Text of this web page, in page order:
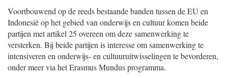
Voortbouwend op de reeds bestaande banden tussen de EU en
Indonesië op het gebied van onderwijs en cultuur komen beide
partijen met artikel 25 overeen om deze samenwerking te
versterken. Bij beide partijen is interesse om samenwerking te
intensiveren en onderwijs- en cultuuruitwisselingen te bevorderen,
onder meer via het Erasmus Mundus programma.